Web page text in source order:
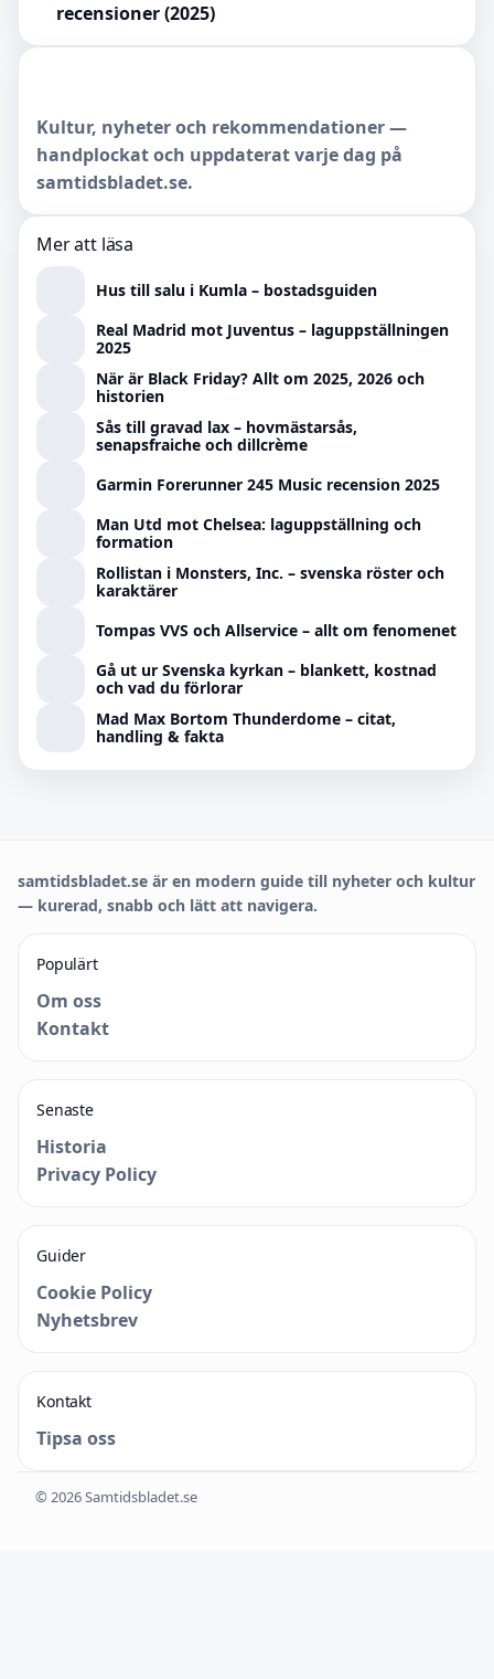
recensioner (2025)
Kultur, nyheter och rekommendationer —
handplockat och uppdaterat varje dag på
samtidsbladet.se.
Mer att läsa
Hus till salu i Kumla – bostadsguiden
Real Madrid mot Juventus – laguppställningen
2025
När är Black Friday? Allt om 2025, 2026 och
historien
Sås till gravad lax – hovmästarsås,
senapsfraiche och dillcrème
Garmin Forerunner 245 Music recension 2025
Man Utd mot Chelsea: laguppställning och
formation
Rollistan i Monsters, Inc. – svenska röster och
karaktärer
Tompas VVS och Allservice – allt om fenomenet
Gå ut ur Svenska kyrkan – blankett, kostnad
och vad du förlorar
Mad Max Bortom Thunderdome – citat,
handling & fakta
samtidsbladet.se är en modern guide till nyheter och kultur
— kurerad, snabb och lätt att navigera.
Populärt
Om oss
Kontakt
Senaste
Historia
Privacy Policy
Guider
Cookie Policy
Nyhetsbrev
Kontakt
Tipsa oss
© 2026 Samtidsbladet.se